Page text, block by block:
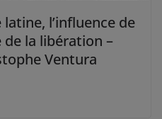
l’influence de
la libération –
Ventura